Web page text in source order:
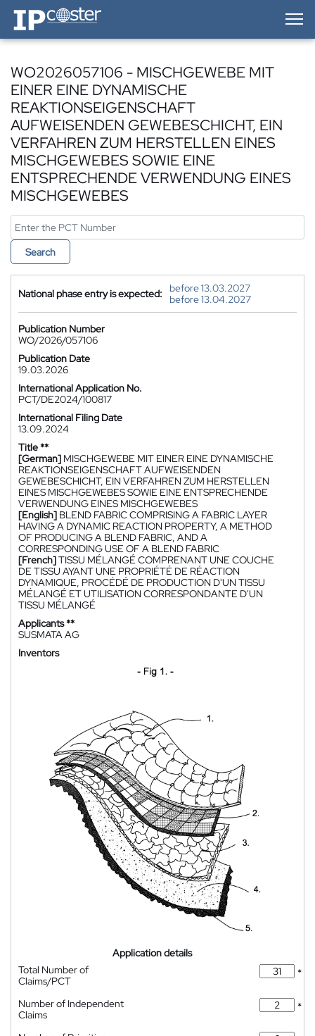
IP-Coster — Home
WO2026057106 - MISCHGEWEBE MIT
EINER EINE DYNAMISCHE
REAKTIONSEIGENSCHAFT
AUFWEISENDEN GEWEBESCHICHT, EIN
VERFAHREN ZUM HERSTELLEN EINES
MISCHGEWEBES SOWIE EINE
ENTSPRECHENDE VERWENDUNG EINES
MISCHGEWEBES
Search
National phase entry is expected:
before 13.03.2027
before 13.04.2027
Publication Number
WO/2026/057106
Publication Date
19.03.2026
International Application No.
PCT/DE2024/100817
International Filing Date
13.09.2024
Title **
[German] MISCHGEWEBE MIT EINER EINE DYNAMISCHE
REAKTIONSEIGENSCHAFT AUFWEISENDEN
GEWEBESCHICHT, EIN VERFAHREN ZUM HERSTELLEN
EINES MISCHGEWEBES SOWIE EINE ENTSPRECHENDE
VERWENDUNG EINES MISCHGEWEBES
[English] BLEND FABRIC COMPRISING A FABRIC LAYER
HAVING A DYNAMIC REACTION PROPERTY, A METHOD
OF PRODUCING A BLEND FABRIC, AND A
CORRESPONDING USE OF A BLEND FABRIC
[French]TISSU MÉLANGÉ COMPRENANT UNE COUCHE
DE TISSU AYANT UNE PROPRIÉTÉ DE RÉACTION
DYNAMIQUE, PROCÉDÉ DE PRODUCTION D'UN TISSU
MÉLANGÉ ET UTILISATION CORRESPONDANTE D'UN
TISSU MÉLANGÉ
Applicants **
SUSMATA AG
Inventors
Application details
Total Number of
Claims/PCT
*
Number of Independent
Claims
*